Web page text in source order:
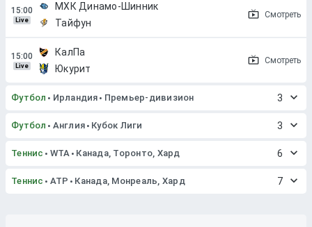
Live
МХК Динамо-Шинник
Тайфун
Смотреть
Live
КалПа
Юкурит
Смотреть
Футбол Ирландия Премьер-дивизион 3
Футбол Англия Кубок Лиги 3
Теннис WTA Канада, Торонто, Хард 6
Теннис ATP Канада, Монреаль, Хард 7